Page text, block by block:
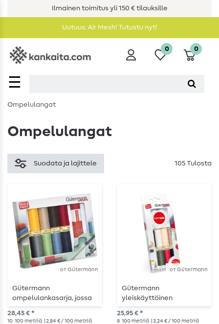
Ilmainen toimitus yli 150 € tilauksille
Uutuus: Air Mesh! Tutustu nyt!
☰
0 0
Ompelulangat
Ompelulangat
Suodata ja lajittele 105 Tulosta
от Gütermann
Gütermann
ompelulankasarja, jossa
on tekstiilien
kiinnitystappi
28,45 € *
10 100 metriä | 2,84 € / 100 metriä
от Gütermann
Gütermann
yleiskäyttöinen
ompelulankasarja
rullamittauksella
25,95 € *
8 100 metriä | 3,24 € / 100 metriä